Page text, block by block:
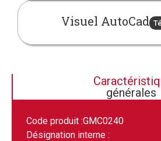
Visuel AutoCad
générales
Code produit :GMC0240
Désignation interne :